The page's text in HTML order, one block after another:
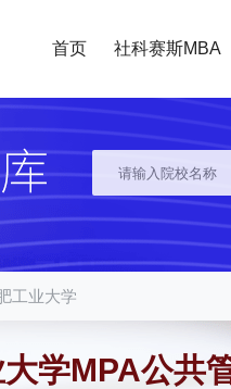
首页 社科赛斯MBA
工业大学
学MPA公共